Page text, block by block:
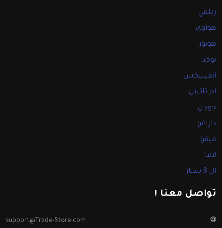
ريلمي
هواوي
هونور
نوكيا
انفينيكس
ام تاتش
جوجل
داراغو
فيفو
لافا
ال 8 ستار
تواصل معنا !
support@Trade-Store.com